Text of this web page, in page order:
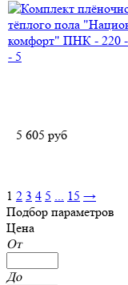
5 605 руб
1 2 3 4 5 ... 15 →
Подбор параметров
Цена
От
До